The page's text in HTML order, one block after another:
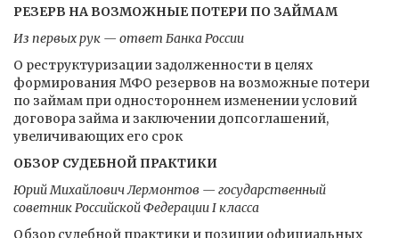
РЕЗЕРВ НА ВОЗМОЖНЫЕ ПОТЕРИ ПО ЗАЙМАМ
Из первых рук — ответ Банка России
О реструктуризации задолженности в целях
формирования МФО резервов на возможные потери
по займам при одностороннем изменении условий
договора займа и заключении допсоглашений,
увеличивающих его срок
ОБЗОР СУДЕБНОЙ ПРАКТИКИ
Юрий Михайлович Лермонтов — государственный
советник Российской Федерации I класса
Обзор судебной практики и позиции официальных